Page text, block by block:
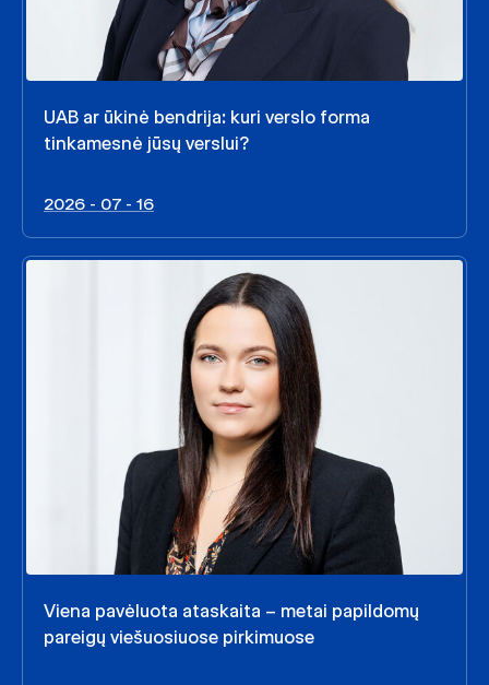
UAB ar ūkinė bendrija: kuri verslo forma
tinkamesnė jūsų verslui?
2026 - 07 - 16
Viena pavėluota ataskaita – metai papildomų
pareigų viešuosiuose pirkimuose